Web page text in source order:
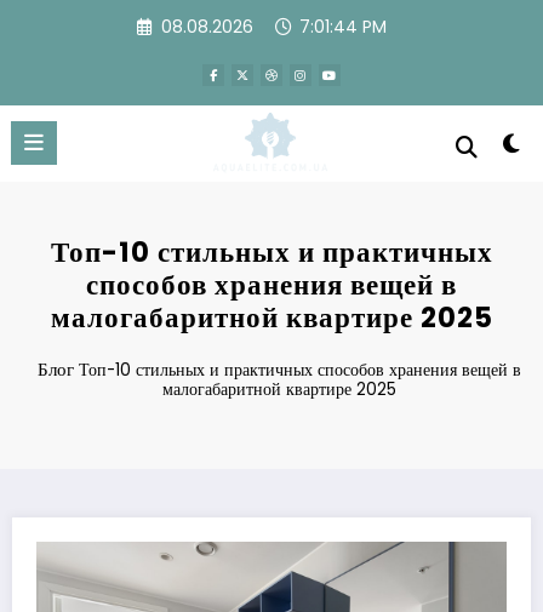
08.08.2026 7:01:45 PM
Топ-10 стильных и практичных
способов хранения вещей в
малогабаритной квартире 2025
Блог Топ-10 стильных и практичных способов хранения вещей в
малогабаритной квартире 2025